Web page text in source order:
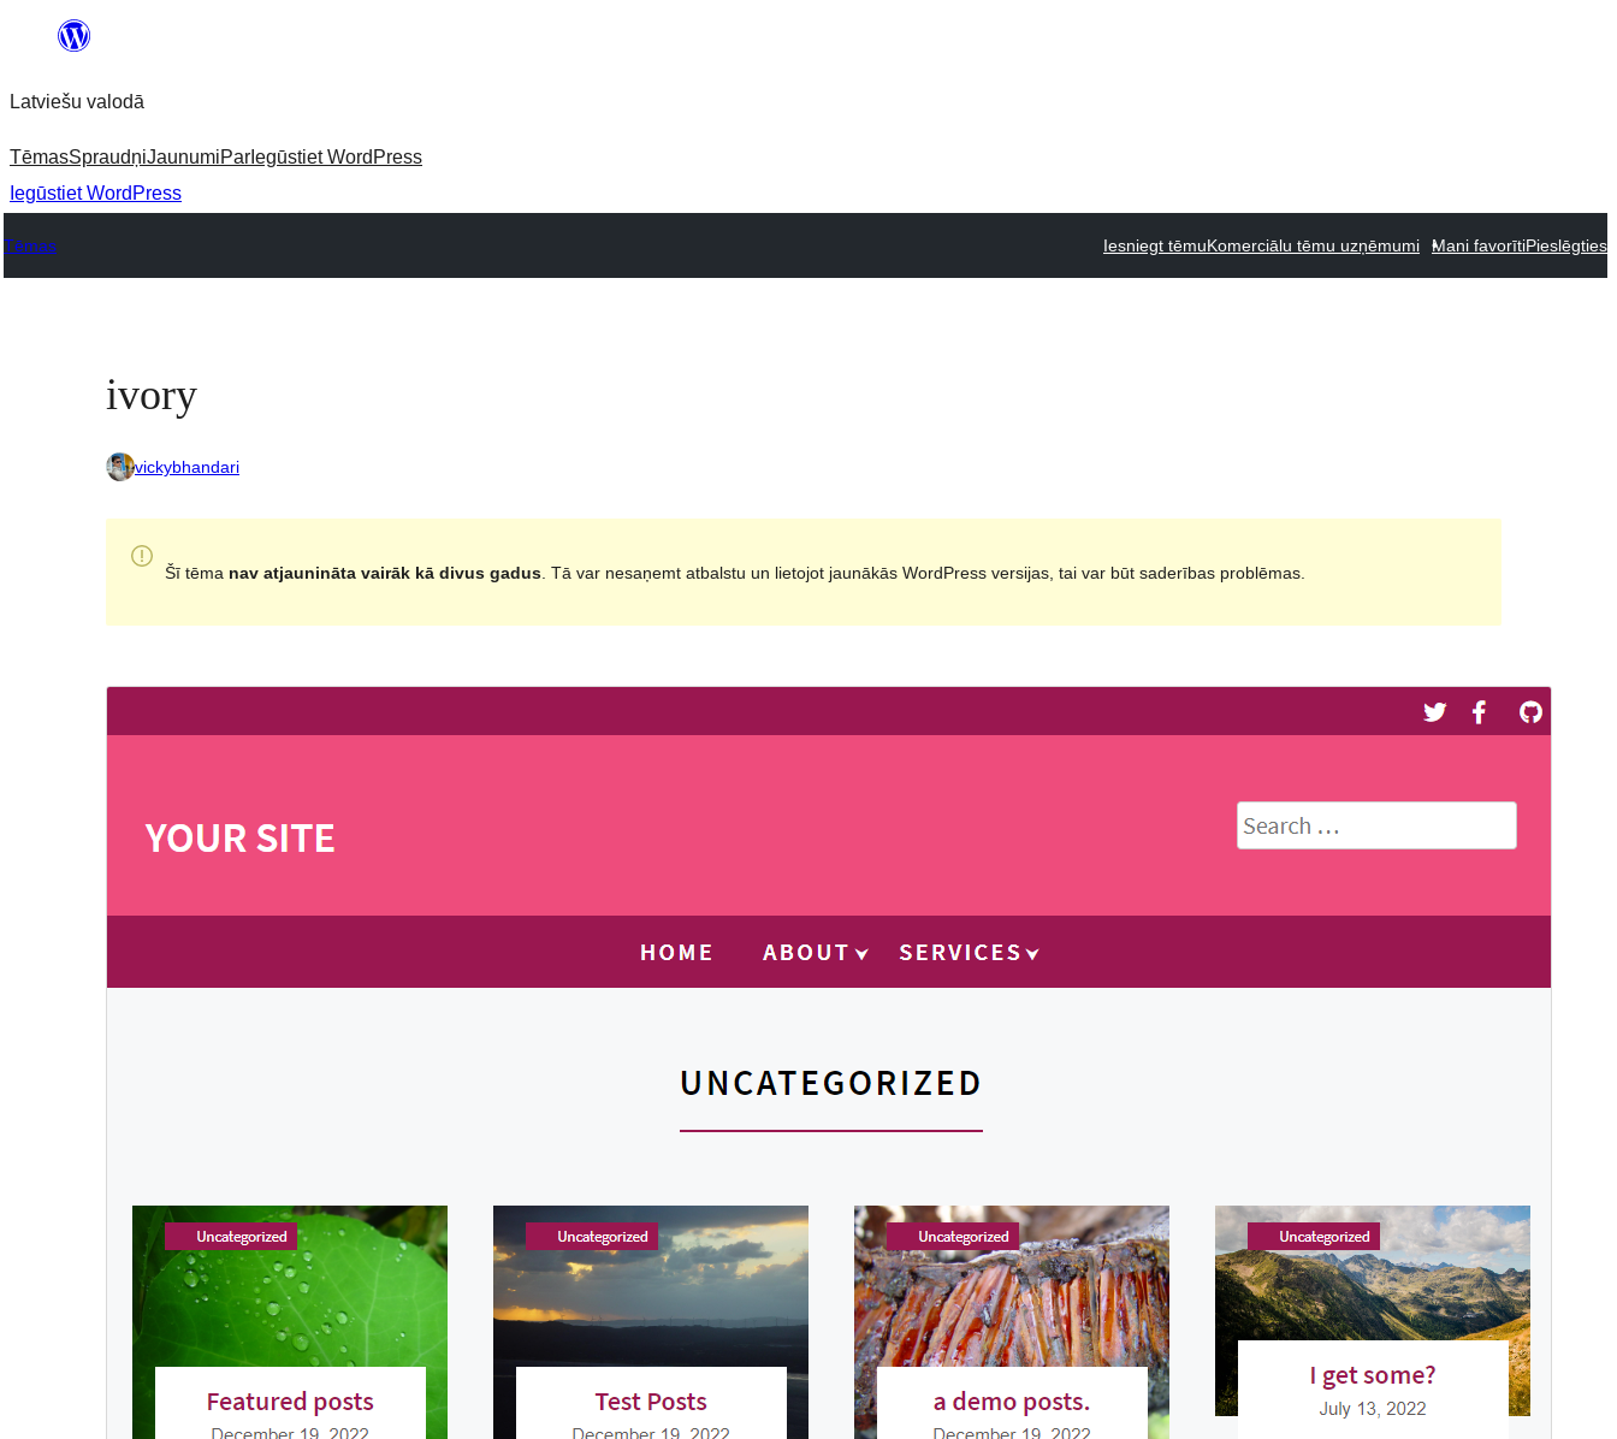
Pāriet
saturu
Latviešu valodā
TēmasSpraudņiJaunumiPar Iegūstiet WordPress
Iegūstiet WordPress
Tēmas Iesniegt tēmuKomerciālu tēmu uzņēmumi Mani favorītiPieslēgties
ivory
vickybhandari
Šī tēma nav atjaunināta vairāk kā divus gadus. Tā var nesaņemt atbalstu un lietojot jaunākās WordPress versijas, tai var būt saderības problēmas.